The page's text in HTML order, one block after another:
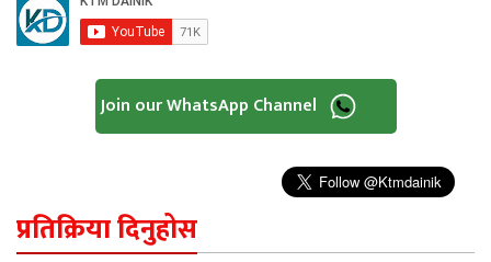
Join our WhatsApp Channel
प्रतिक्रिया दिनुहोस